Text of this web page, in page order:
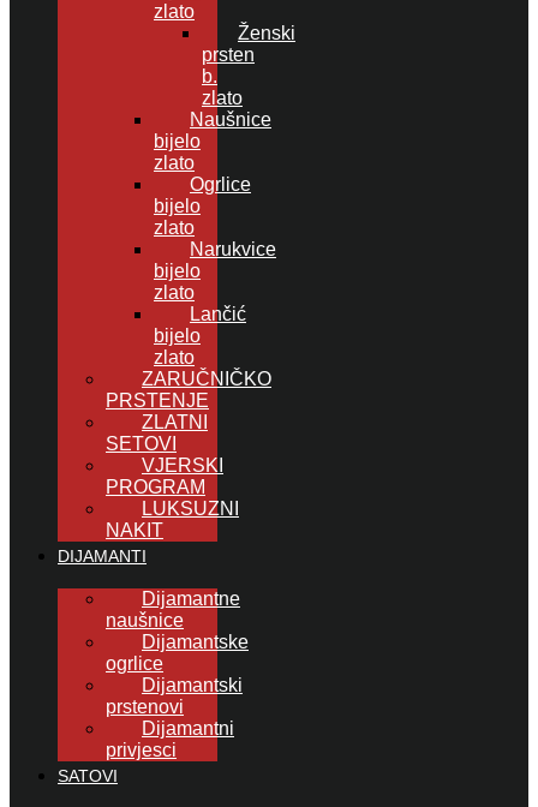
zlato
Ženski
prsten
b.
zlato
Naušnice
bijelo
zlato
Ogrlice
bijelo
zlato
Narukvice
bijelo
zlato
Lančić
bijelo
zlato
ZARUČNIČKO
PRSTENJE
ZLATNI
SETOVI
VJERSKI
PROGRAM
LUKSUZNI
NAKIT
DIJAMANTI
Dijamantne
naušnice
Dijamantske
ogrlice
Dijamantski
prstenovi
Dijamantni
privjesci
SATOVI